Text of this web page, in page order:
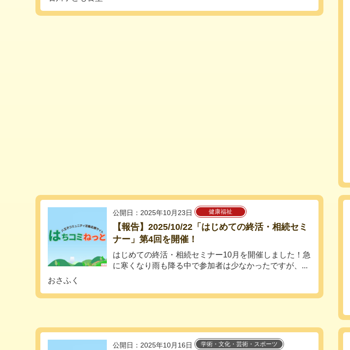
公開日：2025年10月23日 健康福祉
【報告】2025/10/22「はじめての終活・相続セミ
ナー」第4回を開催！
はじめての終活・相続セミナー10月を開催しました！急
に寒くなり雨も降る中で参加者は少なかったですが、...
おさふく
公開日：2025年10月16日 学術・文化・芸術・スポーツ